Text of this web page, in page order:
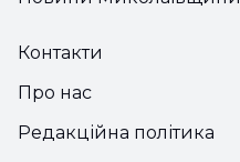
Контакти
Про нас
Редакційна політика